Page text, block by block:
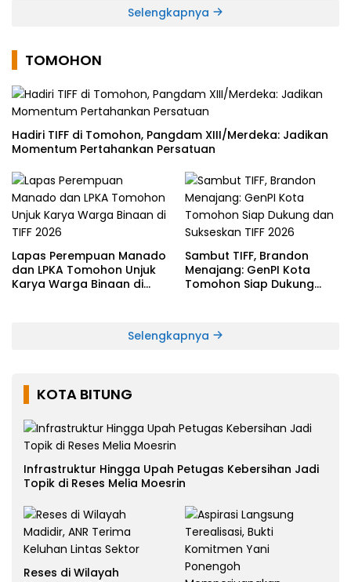
Selengkapnya
TOMOHON
Hadiri TIFF di Tomohon, Pangdam XIII/Merdeka: Jadikan
Momentum Pertahankan Persatuan
Lapas Perempuan Manado
dan LPKA Tomohon Unjuk
Karya Warga Binaan di
Sambut TIFF, Brandon
Menajang: ​GenPI Kota
Tomohon Siap Dukung
Selengkapnya
KOTA BITUNG
Infrastruktur Hingga Upah Petugas Kebersihan Jadi
Topik di Reses Melia Moesrin
Reses di Wilayah